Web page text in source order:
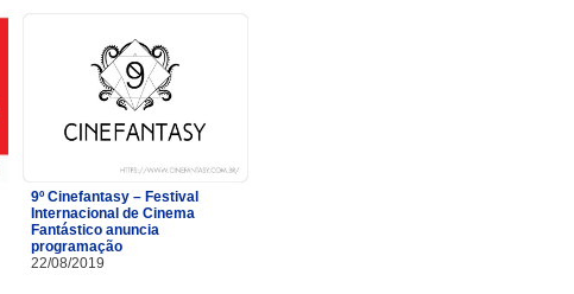
9º Cinefantasy – Festival
Internacional de Cinema
Fantástico anuncia
programação
22/08/2019